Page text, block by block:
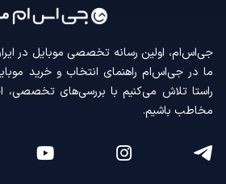
جی‌اس‌ام، اولین رسانه‌ تخصصی موبایل در
ما در جی‌اس‌ام راهنمای انتخاب و خرید
راستا تلاش می‌کنیم با بررسی‌های تخصصی،
مخاطب باشیم.